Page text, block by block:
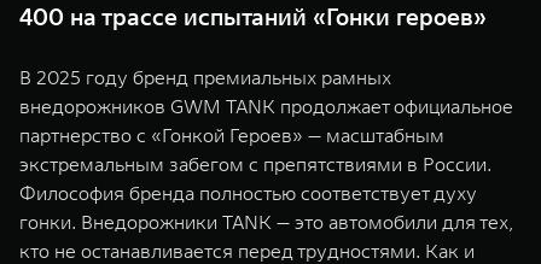
WEY 07
Расширяя границы комфорта
от 6 149 000 ₽
WEY 05
Эстетика
от 5 699
400 на трассе испытаний «Гонки героев»
В 2025 году бренд премиальных рамных
внедорожников GWM TANK продолжает официальное
партнерство с «Гонкой Героев» — масштабным
экстремальным забегом с препятствиями в России.
Философия бренда полностью соответствует духу
гонки. Внедорожники TANK — это автомобили для тех,
кто не останавливается перед трудностями. Как и